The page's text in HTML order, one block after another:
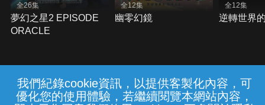
我們紀錄cookie資訊，以提供客製化內容，可
優化您的使用體驗，若繼續閱覽本網站內容，
全26集
夢幻之星2 EPISODE
ORACLE
全12集
幽零幻鏡
全12集
逆轉世界
常見問題 線上客服 服務條款 隱私權保護
{{notifyMsg}}